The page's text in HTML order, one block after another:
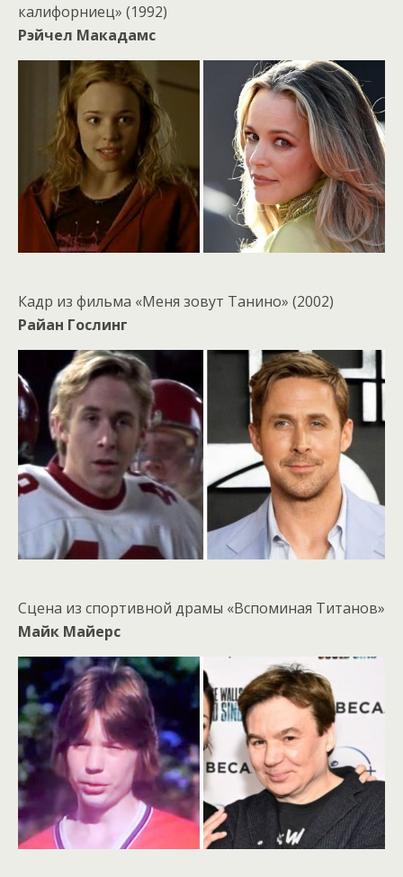
калифорниец» (1992)
Рэйчел Макадамс
Кадр из фильма «Меня зовут Танино» (2002)
Райан Гослинг
Сцена из спортивной драмы «Вспоминая Титанов»
Майк Майерс